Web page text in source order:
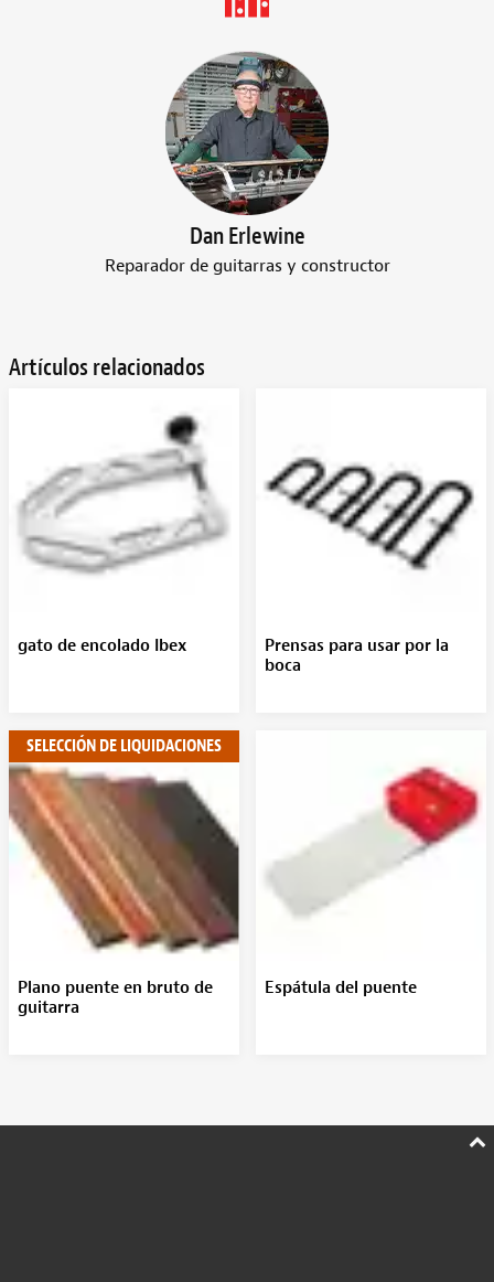
Dan Erlewine
Reparador de guitarras y constructor
Artículos relacionados
gato de encolado Ibex
Prensas para usar por la
boca
SELECCIÓN DE LIQUIDACIONES
Plano puente en bruto de
guitarra
Espátula del puente